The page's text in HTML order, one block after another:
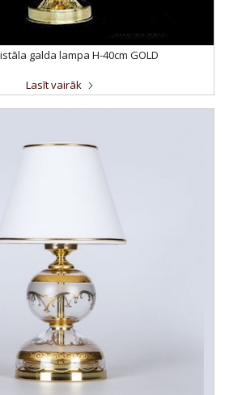
galda lampa H-40cm GOLD
Lasīt vairāk